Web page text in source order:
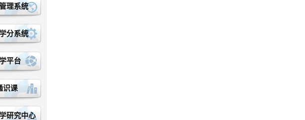
理系统
分系统
平台
识课
研究中心